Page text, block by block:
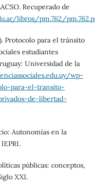
Recuperado de
libros/pm.762/
Protocolo para el tránsito
estudiantes
Universidad de la
wp-
para-el-transito-
de-libertad-
Autonomías en la
públicas: conceptos,
XXI.